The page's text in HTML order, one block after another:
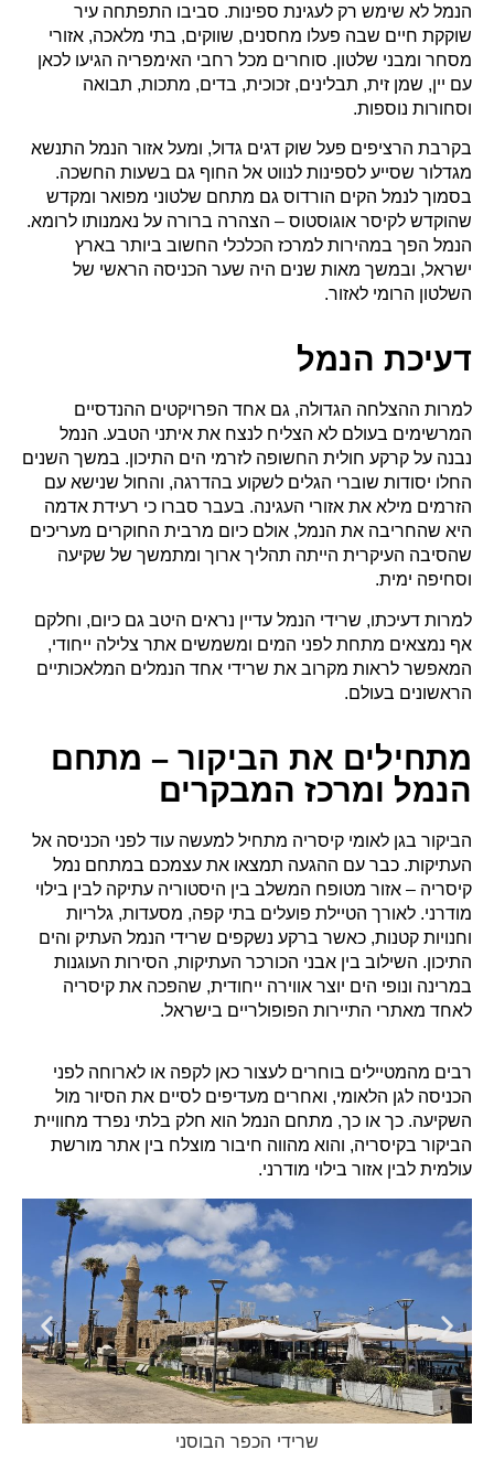
הנמל לא שימש רק לעגינת ספינות. סביבו התפתחה עיר
שוקקת חיים שבה פעלו מחסנים, שווקים, בתי מלאכה, אזורי
מסחר ומבני שלטון. סוחרים מכל רחבי האימפריה הגיעו לכאן
עם יין, שמן זית, תבלינים, זכוכית, בדים, מתכות, תבואה
וסחורות נוספות.
בקרבת הרציפים פעל שוק דגים גדול, ומעל אזור הנמל התנשא
מגדלור שסייע לספינות לנווט אל החוף גם בשעות החשכה.
בסמוך לנמל הקים הורדוס גם מתחם שלטוני מפואר ומקדש
שהוקדש לקיסר אוגוסטוס – הצהרה ברורה על נאמנותו לרומא.
הנמל הפך במהירות למרכז הכלכלי החשוב ביותר בארץ
ישראל, ובמשך מאות שנים היה שער הכניסה הראשי של
השלטון הרומי לאזור.
דעיכת הנמל
למרות ההצלחה הגדולה, גם אחד הפרויקטים ההנדסיים
המרשימים בעולם לא הצליח לנצח את איתני הטבע. הנמל
נבנה על קרקע חולית החשופה לזרמי הים התיכון. במשך השנים
החלו יסודות שוברי הגלים לשקוע בהדרגה, והחול שנישא עם
הזרמים מילא את אזורי העגינה. בעבר סברו כי רעידת אדמה
היא שהחריבה את הנמל, אולם כיום מרבית החוקרים מעריכים
שהסיבה העיקרית הייתה תהליך ארוך ומתמשך של שקיעה
וסחיפה ימית.
למרות דעיכתו, שרידי הנמל עדיין נראים היטב גם כיום, וחלקם
אף נמצאים מתחת לפני המים ומשמשים אתר צלילה ייחודי,
המאפשר לראות מקרוב את שרידי אחד הנמלים המלאכותיים
הראשונים בעולם.
מתחילים את הביקור – מתחם
הנמל ומרכז המבקרים
הביקור בגן לאומי קיסריה מתחיל למעשה עוד לפני הכניסה אל
העתיקות. כבר עם ההגעה תמצאו את עצמכם במתחם נמל
קיסריה – אזור מטופח המשלב בין היסטוריה עתיקה לבין בילוי
מודרני. לאורך הטיילת פועלים בתי קפה, מסעדות, גלריות
וחנויות קטנות, כאשר ברקע נשקפים שרידי הנמל העתיק והים
התיכון. השילוב בין אבני הכורכר העתיקות, הסירות העוגנות
במרינה ונופי הים יוצר אווירה ייחודית, שהפכה את קיסריה
לאחד מאתרי התיירות הפופולריים בישראל.
רבים מהמטיילים בוחרים לעצור כאן לקפה או לארוחה לפני
הכניסה לגן הלאומי, ואחרים מעדיפים לסיים את הסיור מול
השקיעה. כך או כך, מתחם הנמל הוא חלק בלתי נפרד מחוויית
הביקור בקיסריה, והוא מהווה חיבור מוצלח בין אתר מורשת
עולמית לבין אזור בילוי מודרני.
שרידי הכפר הבוסני